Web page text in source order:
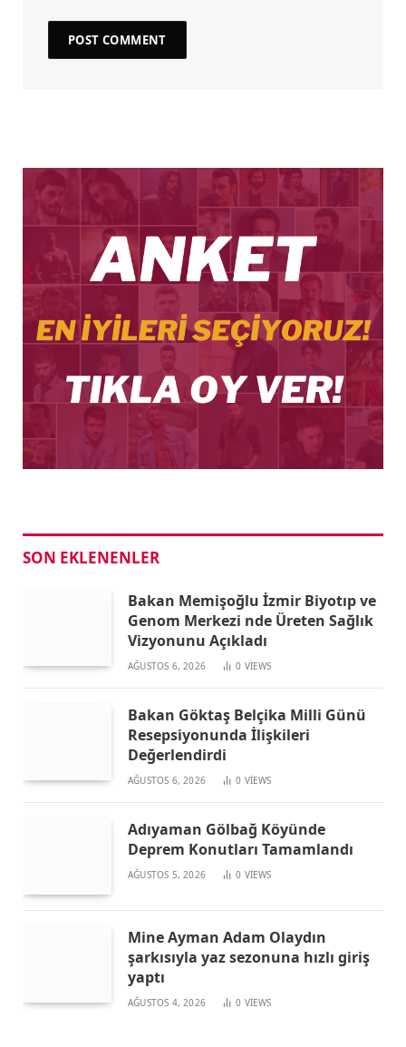
SON EKLENENLER
Bakan Memişoğlu İzmir Biyotıp ve
Genom Merkezi nde Üreten Sağlık
Vizyonunu Açıkladı
AĞUSTOS 6, 2026 0 VIEWS
Bakan Göktaş Belçika Milli Günü
Resepsiyonunda İlişkileri
Değerlendirdi
AĞUSTOS 6, 2026 0 VIEWS
Adıyaman Gölbağ Köyünde
Deprem Konutları Tamamlandı
AĞUSTOS 5, 2026 0 VIEWS
Mine Ayman Adam Olaydın
şarkısıyla yaz sezonuna hızlı giriş
yaptı
AĞUSTOS 4, 2026 0 VIEWS